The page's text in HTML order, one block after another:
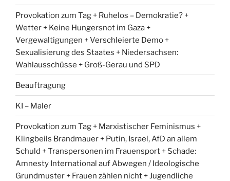
Provokation zum Tag + Ruhelos – Demokratie? +
Wetter + Keine Hungersnot im Gaza +
Vergewaltigungen + Verschleierte Demo +
Sexualisierung des Staates + Niedersachsen:
Wahlausschüsse + Groß-Gerau und SPD
Beauftragung
KI – Maler
Provokation zum Tag + Marxistischer Feminismus +
Klingbeils Brandmauer + Putin, Israel, AfD an allem
Schuld + Transpersonen im Frauensport + Schade:
Amnesty International auf Abwegen / Ideologische
Grundmuster + Frauen zählen nicht + Jugendliche